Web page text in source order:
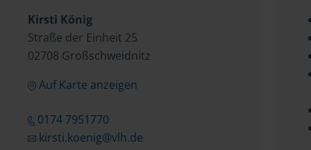
Kirsti König
Straße der Einheit 25
02708 Großschweidnitz
Auf Karte anzeigen
0174 7951770
kirsti.koenig@vlh.de